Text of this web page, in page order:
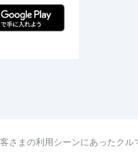
さまの利用シーンにあったク